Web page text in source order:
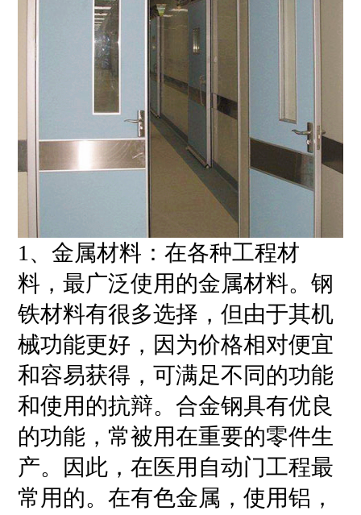
1、金属材料：在各种工程材
料，最广泛使用的金属材料。钢
铁材料有很多选择，但由于其机
械功能更好，因为价格相对便宜
和容易获得，可满足不同的功能
和使用的抗辩。合金钢具有优良
的功能，常被用在重要的零件生
产。因此，在医用自动门工程最
常用的。在有色金属，使用铝，